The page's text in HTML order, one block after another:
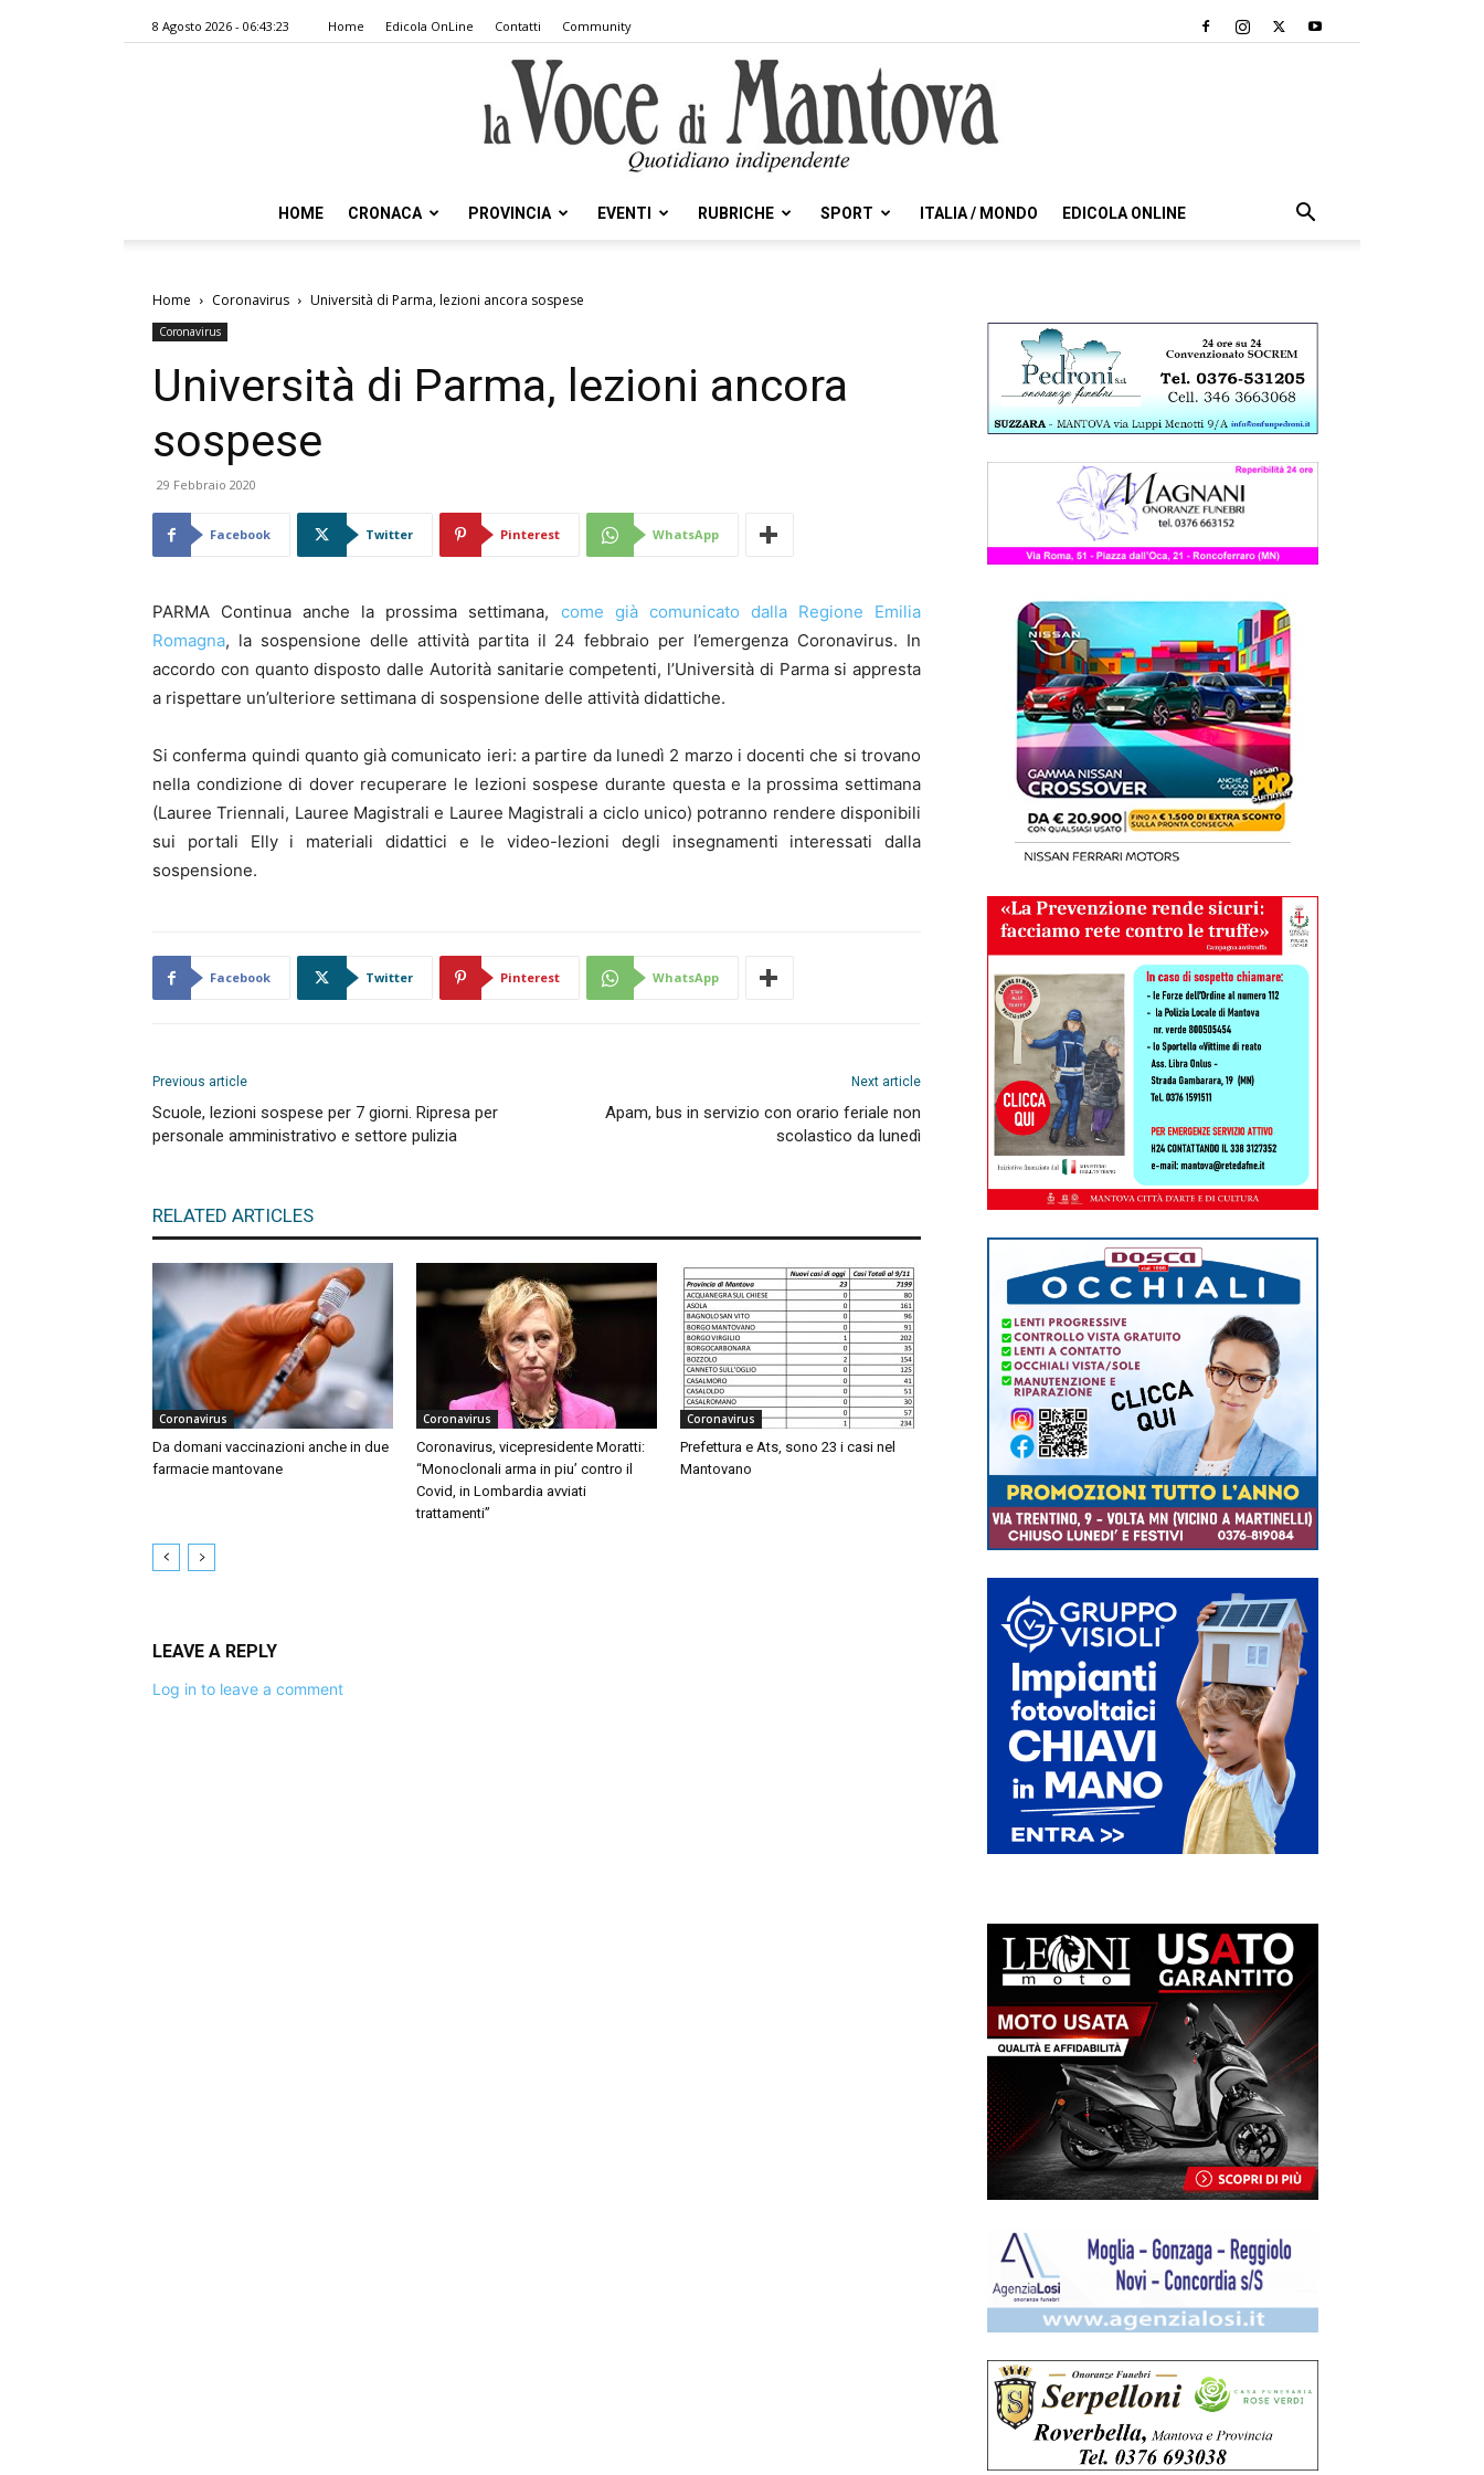
8 Agosto 2026 - 06:43:23 Home Edicola OnLine Contatti Community
Voce
Mantova
HOME CRONACA PROVINCIA EVENTI RUBRICHE SPORT ITALIA / MONDO EDICOLA ONLINE
Home Coronavirus Università di Parma, lezioni ancora sospese
Coronavirus
Università di Parma, lezioni ancora
sospese
29 Febbraio 2020
Facebook Twitter Pinterest WhatsApp
PARMA Continua anche la prossima settimana, come già comunicato dalla Regione Emilia
Romagna, la sospensione delle attività partita il 24 febbraio per l’emergenza Coronavirus. In
accordo con quanto disposto dalle Autorità sanitarie competenti, l’Università di Parma si appresta
a rispettare un’ulteriore settimana di sospensione delle attività didattiche.
Si conferma quindi quanto già comunicato ieri: a partire da lunedì 2 marzo i docenti che si trovano
nella condizione di dover recuperare le lezioni sospese durante questa e la prossima settimana
(Lauree Triennali, Lauree Magistrali e Lauree Magistrali a ciclo unico) potranno rendere disponibili
sui portali Elly i materiali didattici e le video-lezioni degli insegnamenti interessati dalla
sospensione.
Facebook Twitter Pinterest WhatsApp
Previous article
Scuole, lezioni sospese per 7 giorni. Ripresa per
personale amministrativo e settore pulizia
Next article
Apam, bus in servizio con orario feriale non
scolastico da lunedì
RELATED ARTICLES
Coronavirus
Da domani vaccinazioni anche in due
farmacie mantovane
Coronavirus
Coronavirus, vicepresidente Moratti:
“Monoclonali arma in piu’ contro il
Covid, in Lombardia avviati
trattamenti”
Coronavirus
Prefettura e Ats, sono 23 i casi nel
Mantovano
LEAVE A REPLY
Log in to leave a comment